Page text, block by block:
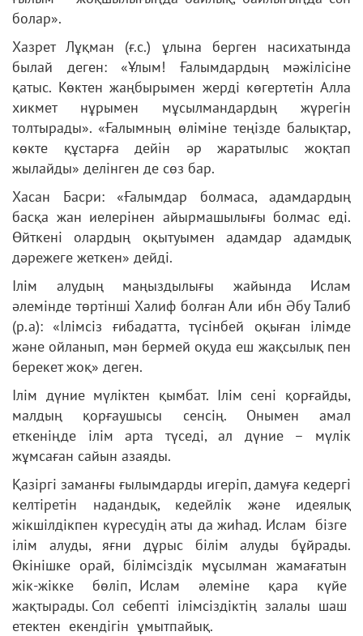
болар».
Хазрет Лұқман (ғ.с.) ұлына берген насихатында
былай деген: «Ұлым! Ғалымдардың мәжілісіне
қатыс. Көктен жаңбырымен жерді көгертетін Алла
хикмет нұрымен мұсылмандардың жүрегін
толтырады». «Ғалымның өліміне теңізде балықтар,
көкте құстарға дейін әр жаратылыс жоқтап
жылайды» делінген де сөз бар.
Хасан Басри: «Ғалымдар болмаса, адамдардың
басқа жан иелерінен айырмашылығы болмас еді.
Өйткені олардың оқытуымен адамдар адамдық
дәрежеге жеткен» дейді.
Ілім алудың маңыздылығы жайында Ислам
әлемінде төртінші Халиф болған Али ибн Әбу Талиб
(р.а): «Ілімсіз ғибадатта, түсінбей оқыған ілімде
және ойланып, мән бермей оқуда еш жақсылық пен
берекет жоқ» деген.
Ілім дүние мүліктен қымбат. Ілім сені қорғайды,
малдың қорғаушысы сенсің. Онымен амал
еткеніңде ілім арта түседі, ал дүние – мүлік
жұмсаған сайын азаяды.
Қазіргі заманғы ғылымдарды игеріп, дамуға кедергі
келтіретін надандық, кедейлік және идеялық
жікшілдікпен күресудің аты да жиһад. Ислам бізге
ілім алуды, яғни дұрыс білім алуды бұйрады.
Өкінішке орай, білімсіздік мұсылман жамағатын
жік-жікке бөліп, Ислам әлеміне қара күйе
жақтырады. Сол себепті ілімсіздіктің залалы шаш
етектен екендігін ұмытпайық.